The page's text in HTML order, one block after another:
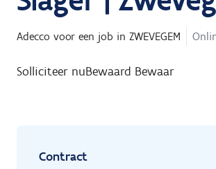
Adecco voor een job in ZWEVEGEM
Solliciteer nuBewaard Bewaar
Contract